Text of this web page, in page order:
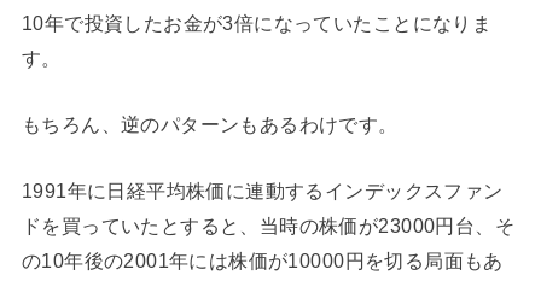
10年で投資したお金が3倍になっていたことになりま
す。
もちろん、逆のパターンもあるわけです。
1991年に日経平均株価に連動するインデックスファン
ドを買っていたとすると、当時の株価が23000円台、そ
の10年後の2001年には株価が10000円を切る局面もあ